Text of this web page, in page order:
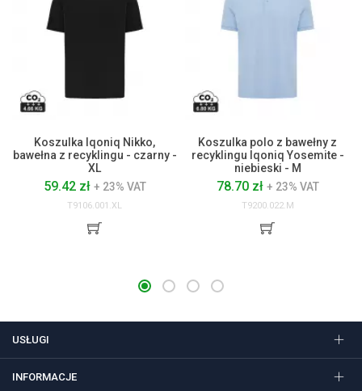
Koszulka Iqoniq Nikko,
bawełna z recyklingu - czarny -
XL
59.42 zł + 23% VAT
T9106.001.XL
Koszulka polo z bawełny z
recyklingu Iqoniq Yosemite -
niebieski - M
78.70 zł + 23% VAT
T9200.022.M
USŁUGI
INFORMACJE